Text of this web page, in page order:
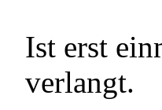
Ist erst
verlangt.